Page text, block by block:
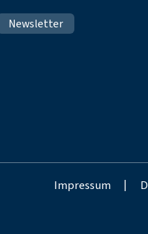
Newsletter
Impressum |